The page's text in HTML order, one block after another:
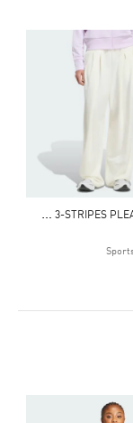
ب
نطال TIRO 3-STRIPES PLEATED